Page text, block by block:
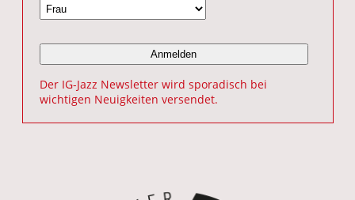
Der IG-Jazz Newsletter wird sporadisch bei
wichtigen Neuigkeiten versendet.